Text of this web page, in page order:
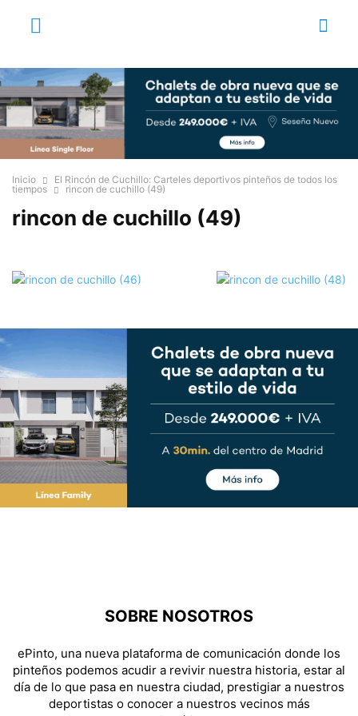
Inicio
El Rincón de Cuchillo: Carteles deportivos pinteños de todos los
tiempos
rincon de cuchillo (49)
rincon de cuchillo (49)
SOBRE NOSOTROS
ePinto, una nueva plataforma de comunicación donde los
pinteños podemos acudir a revivir nuestra historia, estar al
día de lo que pasa en nuestra ciudad, prestigiar a nuestros
deportistas o conocer a nuestros vecinos más